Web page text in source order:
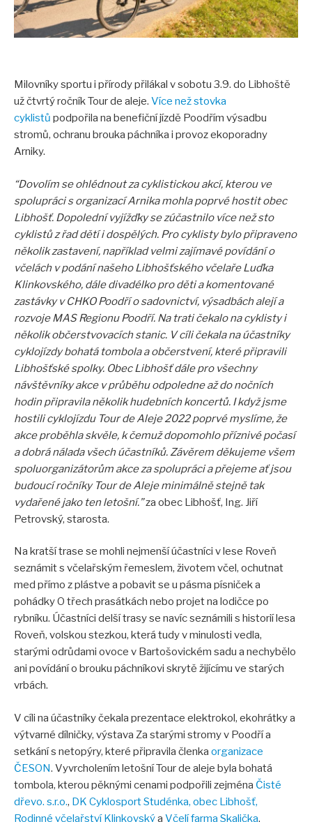
Tour de aleje
Informační materiály
Publikace
Pro školy
VÝSTAVA Za starými stromy v Poodří
Tour de aleje 2023
Milovníky sportu i přírody přilákal v sobotu 3.9. do Libhoště
už čtvrtý ročník Tour de aleje. Více než stovka
cyklistů podpořila na benefiční jízdě Poodřím výsadbu
stromů, ochranu brouka páchníka i provoz ekoporadny
Arniky.
“Dovolím se ohlédnout za cyklistickou akcí, kterou ve
spolupráci s organizací Arnika mohla poprvé hostit obec
Libhošť. Dopolední vyjížďky se zúčastnilo více než sto
cyklistů z řad dětí i dospělých. Pro cyklisty bylo připraveno
několik zastavení, například velmi zajímavé povídání o
včelách v podání našeho Libhošťského včelaře Luďka
Klinkovského, dále divadélko pro děti a komentované
zastávky v CHKO Poodří o sadovnictví, výsadbách alejí a
rozvoje MAS Regionu Poodří. Na trati čekalo na cyklisty i
několik občerstvovacích stanic. V cíli čekala na účastníky
cyklojízdy bohatá tombola a občerstvení, které připravili
Libhošťské spolky. Obec Libhošť dále pro všechny
návštěvníky akce v průběhu odpoledne až do nočních
hodin připravila několik hudebních koncertů. I když jsme
hostili cyklojízdu Tour de Aleje 2022 poprvé myslíme, že
akce proběhla skvěle, k čemuž dopomohlo příznivé počasí
a dobrá nálada všech účastníků. Závěrem děkujeme všem
spoluorganizátorům akce za spolupráci a přejeme ať jsou
budoucí ročníky Tour de Aleje minimálně stejně tak
vydařené jako ten letošní.”za obec Libhošť, Ing. Jiří
Petrovský, starosta.
Na kratší trase se mohli nejmenší účastníci v lese Roveň
seznámit s včelařským řemeslem, životem včel, ochutnat
med přímo z plástve a pobavit se u pásma písniček a
pohádky O třech prasátkách nebo projet na lodičce po
rybníku. Účastníci delší trasy se navíc seznámili s historií lesa
Roveň, volskou stezkou, která tudy v minulosti vedla,
starými odrůdami ovoce v Bartošovickém sadu a nechybělo
ani povídání o brouku páchníkovi skrytě žijícímu ve starých
vrbách.
V cíli na účastníky čekala prezentace elektrokol, ekohrátky a
výtvarné dílničky, výstava Za starými stromy v Poodří a
setkání s netopýry, které připravila členka organizace
ČESON. Vyvrcholením letošní Tour de aleje byla bohatá
tombola, kterou pěknými cenami podpořili zejména Čisté
dřevo. s.r.o., DK Cyklosport Studénka, obec Libhošť,
Rodinné včelařství Klinkovskýa Včelí farma Skalička,